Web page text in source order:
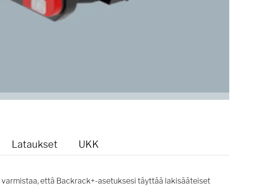
Lataukset UKK
varmistaa, että Backrack+-asetuksesi täyttää lakisääteiset